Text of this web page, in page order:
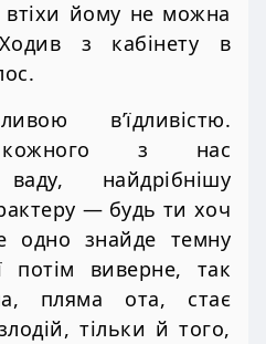
йому не можна
з кабінету в
в’їдливістю.
з нас
найдрібнішу
— будь ти хоч
одно знайде темну
виверне, так
пляма ота, стає
тільки й того,